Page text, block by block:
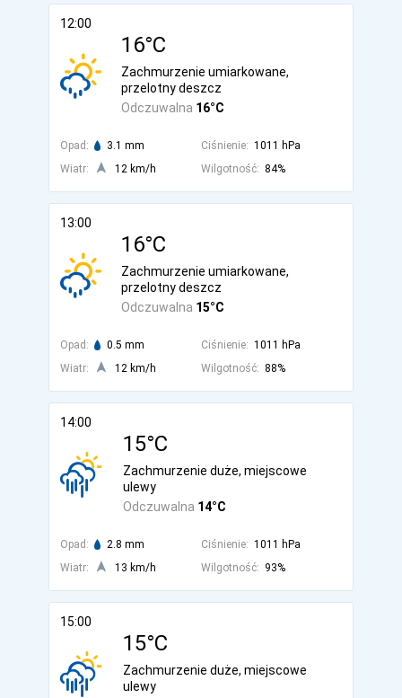
12:00
16°C
Odczuwalna 16°C
Zachmurzenie umiarkowane,
przelotny deszcz
Opad: 3.1 mm Ciśnienie: 1011 hPa
Wiatr:
12 km/h Wilgotność: 84%
13:00
16°C
Odczuwalna 15°C
Zachmurzenie umiarkowane,
przelotny deszcz
Opad: 0.5 mm Ciśnienie: 1011 hPa
Wiatr:
12 km/h Wilgotność: 88%
14:00
15°C
Odczuwalna 14°C
Zachmurzenie duże, miejscowe
ulewy
Opad: 2.8 mm Ciśnienie: 1011 hPa
Wiatr:
13 km/h Wilgotność: 93%
15:00
15°C
Zachmurzenie duże, miejscowe
ulewy